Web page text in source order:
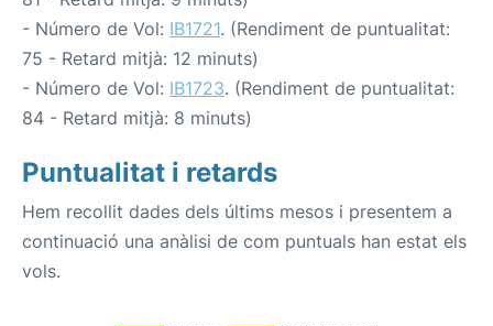
- Número de Vol: IB1721. (Rendiment de puntualitat:
75 - Retard mitjà: 12 minuts)
- Número de Vol: IB1723. (Rendiment de puntualitat:
84 - Retard mitjà: 8 minuts)
Puntualitat i retards
Hem recollit dades dels últims mesos i presentem a
continuació una anàlisi de com puntuals han estat els
vols.